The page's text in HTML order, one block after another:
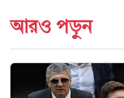
আরও পড়ুন